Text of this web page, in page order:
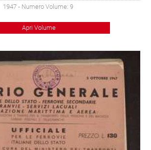
1947 - Numero Volume: 9
Apri Volume